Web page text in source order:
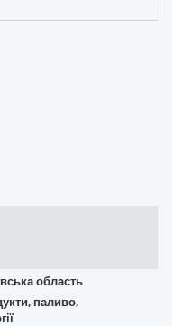
область
паливо,